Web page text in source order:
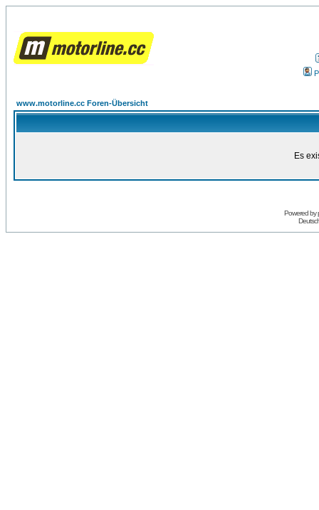
www.motorline.cc Foren-Übersicht
Es
Powered by